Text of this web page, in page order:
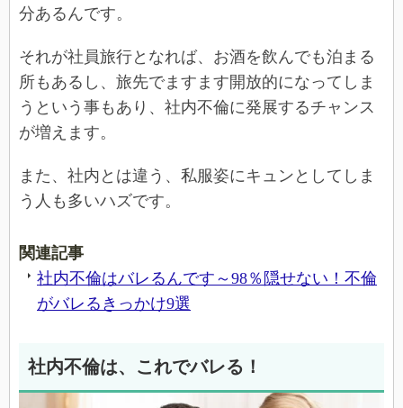
分あるんです。
それが社員旅行となれば、お酒を飲んでも泊まる
所もあるし、旅先でますます開放的になってしま
うという事もあり、社内不倫に発展するチャンス
が増えます。
また、社内とは違う、私服姿にキュンとしてしま
う人も多いハズです。
関連記事
社内不倫はバレるんです～98％隠せない！不倫
がバレるきっかけ9選
社内不倫は、これでバレる！